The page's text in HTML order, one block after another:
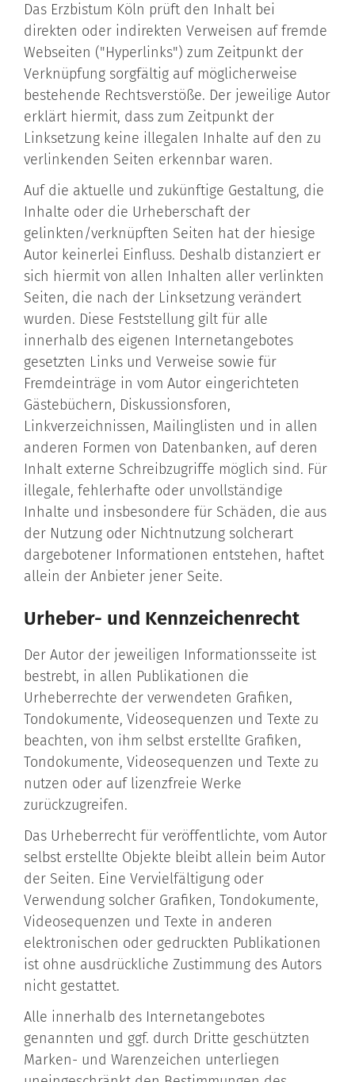
Das Erzbistum Köln prüft den Inhalt bei
direkten oder indirekten Verweisen auf fremde
Webseiten ("Hyperlinks") zum Zeitpunkt der
Verknüpfung sorgfältig auf möglicherweise
bestehende Rechtsverstöße. Der jeweilige Autor
erklärt hiermit, dass zum Zeitpunkt der
Linksetzung keine illegalen Inhalte auf den zu
verlinkenden Seiten erkennbar waren.
Auf die aktuelle und zukünftige Gestaltung, die
Inhalte oder die Urheberschaft der
gelinkten/verknüpften Seiten hat der hiesige
Autor keinerlei Einfluss. Deshalb distanziert er
sich hiermit von allen Inhalten aller verlinkten
Seiten, die nach der Linksetzung verändert
wurden. Diese Feststellung gilt für alle
innerhalb des eigenen Internetangebotes
gesetzten Links und Verweise sowie für
Fremdeinträge in vom Autor eingerichteten
Gästebüchern, Diskussionsforen,
Linkverzeichnissen, Mailinglisten und in allen
anderen Formen von Datenbanken, auf deren
Inhalt externe Schreibzugriffe möglich sind. Für
illegale, fehlerhafte oder unvollständige
Inhalte und insbesondere für Schäden, die aus
der Nutzung oder Nichtnutzung solcherart
dargebotener Informationen entstehen, haftet
allein der Anbieter jener Seite.
Urheber- und Kennzeichenrecht
Der Autor der jeweiligen Informationsseite ist
bestrebt, in allen Publikationen die
Urheberrechte der verwendeten Grafiken,
Tondokumente, Videosequenzen und Texte zu
beachten, von ihm selbst erstellte Grafiken,
Tondokumente, Videosequenzen und Texte zu
nutzen oder auf lizenzfreie Werke
zurückzugreifen.
Das Urheberrecht für veröffentlichte, vom Autor
selbst erstellte Objekte bleibt allein beim Autor
der Seiten. Eine Vervielfältigung oder
Verwendung solcher Grafiken, Tondokumente,
Videosequenzen und Texte in anderen
elektronischen oder gedruckten Publikationen
ist ohne ausdrückliche Zustimmung des Autors
nicht gestattet.
Alle innerhalb des Internetangebotes
genannten und ggf. durch Dritte geschützten
Marken- und Warenzeichen unterliegen